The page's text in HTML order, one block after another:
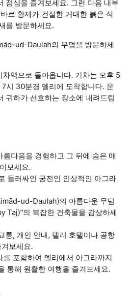
점심을 즐겨보세요. 그런 다음 내부
르 황제가 건설한 거대한 붉은 석
를 방문하세요.
ud-Daulah의 무덤을 방문하세
역으로 돌아옵니다. 기차는 오후 5
시 30분경 델리에 도착합니다. 운
귀하가 선호하는 장소에 내려드립
다움을 경험하고 그 뒤에 숨은 매
보세요.
둘러싸인 궁전인 인상적인 아그라
ud-Daulah)의 아름다운 무덤
Taj)"의 복잡한 건축물을 감상하세
통, 개인 안내, 델리 호텔이나 공항
보세요.
포함하여 델리에서 아그라까지
통해 원활한 여행을 즐겨보세요.